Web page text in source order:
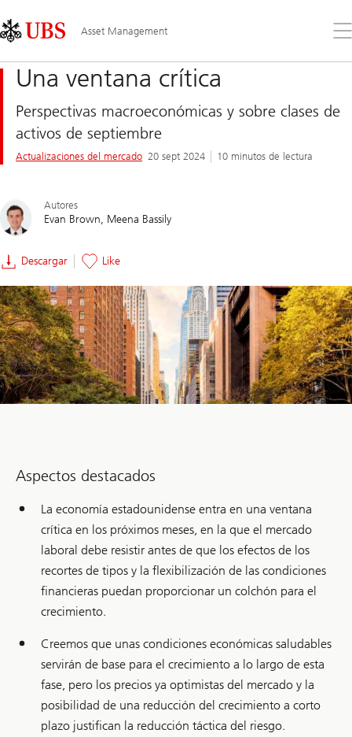
Links
Area
Asset Management
el
Una ventana crítica
Perspectivas macroeconómicas y sobre clases de
activos de septiembre
Actualizaciones del mercado 20 sept 2024 10 minutos de lectura
Autores
Evan Brown Meena Bassily
Descargar Like
Aspectos destacados
La economía estadounidense entra en una ventana
crítica en los próximos meses, en la que el mercado
laboral debe resistir antes de que los efectos de los
recortes de tipos y la flexibilización de las condiciones
financieras puedan proporcionar un colchón para el
crecimiento.
Creemos que unas condiciones económicas saludables
servirán de base para el crecimiento a lo largo de esta
fase, pero los precios ya optimistas del mercado y la
posibilidad de una reducción del crecimiento a corto
plazo justifican la reducción táctica del riesgo.